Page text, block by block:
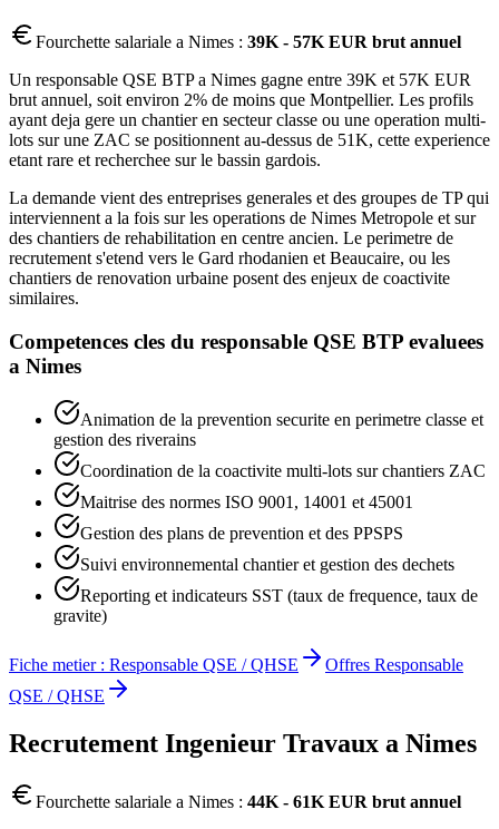
Fourchette salariale a Nimes : 39K - 57K EUR brut annuel
Un responsable QSE BTP a Nimes gagne entre 39K et 57K EUR
brut annuel, soit environ 2% de moins que Montpellier. Les profils
ayant deja gere un chantier en secteur classe ou une operation multi-
lots sur une ZAC se positionnent au-dessus de 51K, cette experience
etant rare et recherchee sur le bassin gardois.
La demande vient des entreprises generales et des groupes de TP qui
interviennent a la fois sur les operations de Nimes Metropole et sur
des chantiers de rehabilitation en centre ancien. Le perimetre de
recrutement s'etend vers le Gard rhodanien et Beaucaire, ou les
chantiers de renovation urbaine posent des enjeux de coactivite
similaires.
Competences cles du responsable QSE BTP evaluees
a Nimes
Animation de la prevention securite en perimetre classe et
gestion des riverains
Coordination de la coactivite multi-lots sur chantiers ZAC
Maitrise des normes ISO 9001, 14001 et 45001
Gestion des plans de prevention et des PPSPS
Suivi environnemental chantier et gestion des dechets
Reporting et indicateurs SST (taux de frequence, taux de
gravite)
Fiche metier : Responsable QSE / QHSE Offres Responsable
QSE / QHSE
Recrutement Ingenieur Travaux a Nimes
Fourchette salariale a Nimes : 44K - 61K EUR brut annuel